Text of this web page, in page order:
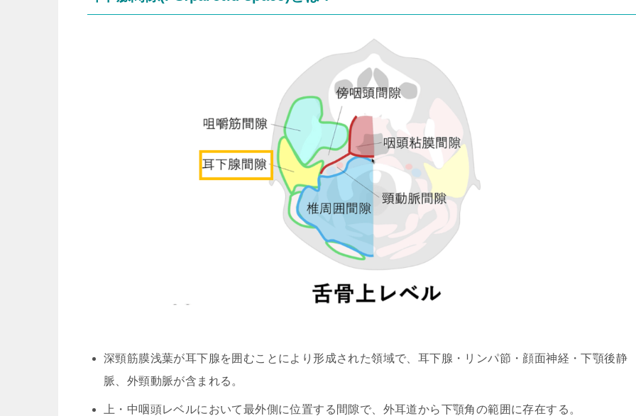
深頸筋膜浅葉が耳下腺を囲むことにより形成された領域で、耳下腺・リンパ節・顔面神経・下顎後静
脈、外頸動脈が含まれる。
上・中咽頭レベルにおいて最外側に位置する間隙で、外耳道から下顎角の範囲に存在する。